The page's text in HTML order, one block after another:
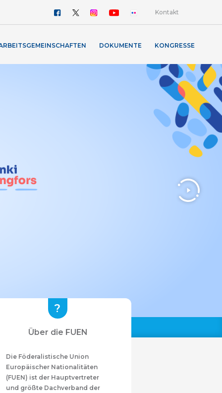
Kontakt
DOKUMENTE KONGRESSE
Über die FUEN
Die Föderalistische Union
Europäischer Nationalitäten
(FUEN) ist der Hauptvertreter
und größte Dachverband der